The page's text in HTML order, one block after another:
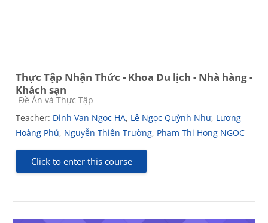
Thực Tập Nhận Thức - Khoa Du lịch - Nhà hàng -
Khách sạn
Course category
Đề Án và Thực Tập
Teacher: Dinh Van Ngoc HA, Lê Ngọc Quỳnh Như, Lương
Hoàng Phú, Nguyễn Thiên Trường, Pham Thi Hong NGOC
Click to enter this course